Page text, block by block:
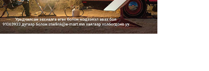
Засгийн газар энэ оныг
дуустал санхүүгийн хэмнэлти...